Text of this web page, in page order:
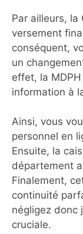
Par ailleurs, la
versement
conséquent,
un
effet, la
information à
Ainsi, vous
personnel en
Ensuite, la
département
Finalement,
continuité
négligez donc
cruciale.